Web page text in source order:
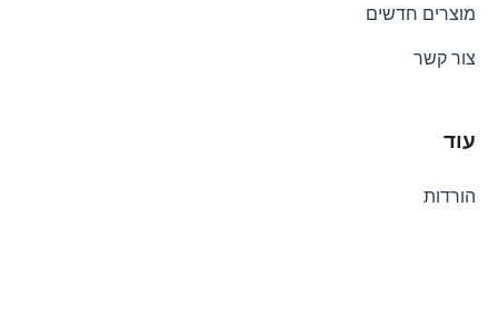
מוצרים חדשים
צור קשר
עוד
הורדות